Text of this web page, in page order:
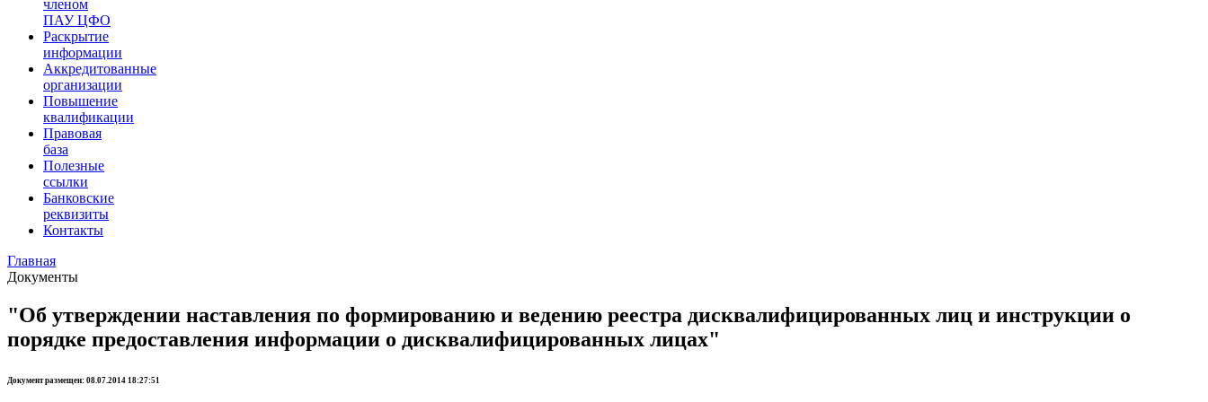
членом
ПАУ ЦФО
Раскрытие
информации
Аккредитованные
организации
Повышение
квалификации
Правовая
база
Полезные
ссылки
Банковские
реквизиты
Контакты
Главная
Документы
"Об утверждении наставления по формированию и ведению реестра дисквалифицированных лиц и инструкции о
порядке предоставления информации о дисквалифицированных лицах"
Документ размещен: 08.07.2014 18:27:51